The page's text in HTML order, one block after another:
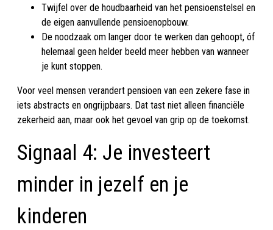
Twijfel over de houdbaarheid van het pensioenstelsel en
de eigen aanvullende pensioenopbouw.
De noodzaak om langer door te werken dan gehoopt, óf
helemaal geen helder beeld meer hebben van wanneer
je kunt stoppen.
Voor veel mensen verandert pensioen van een zekere fase in
iets abstracts en ongrijpbaars. Dat tast niet alleen financiële
zekerheid aan, maar ook het gevoel van grip op de toekomst.
Signaal 4: Je investeert
minder in jezelf en je
kinderen